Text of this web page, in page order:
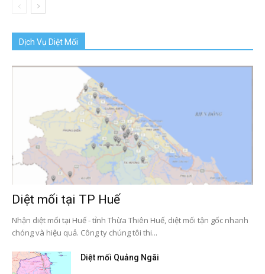
Dịch Vụ Diệt Mối
Diệt mối tại TP Huế
Nhận diệt mối tại Huế - tỉnh Thừa Thiên Huế, diệt mối tận gốc nhanh
chóng và hiệu quả. Công ty chúng tôi thi...
Diệt mối Quảng Ngãi